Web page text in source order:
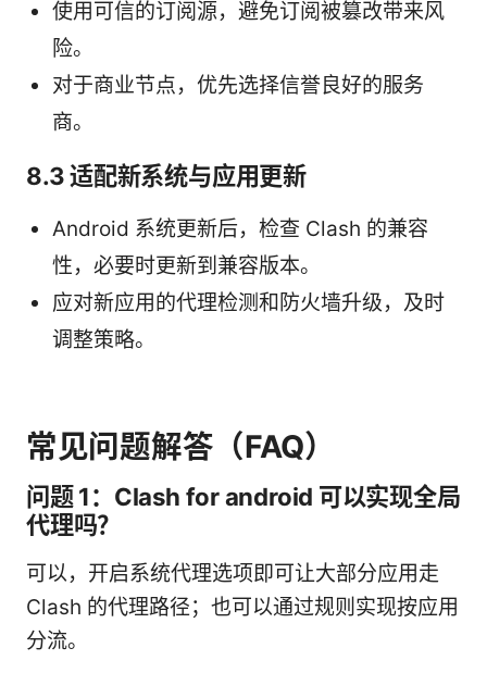
使用可信的订阅源，避免订阅被篡改带来风
险。
对于商业节点，优先选择信誉良好的服务
商。
8.3 适配新系统与应用更新
Android 系统更新后，检查 Clash 的兼容
性，必要时更新到兼容版本。
应对新应用的代理检测和防火墙升级，及时
调整策略。
常见问题解答（FAQ）
问题 1：Clash for android 可以实现全局
代理吗？
可以，开启系统代理选项即可让大部分应用走
Clash 的代理路径；也可以通过规则实现按应用
分流。